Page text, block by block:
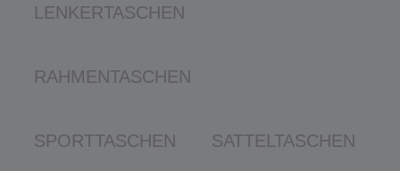
LENKERTASCHEN
RAHMENTASCHEN
SPORTTASCHEN SATTELTASCHEN